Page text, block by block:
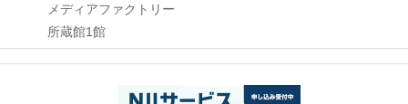
メディアファクトリー
所蔵館1館